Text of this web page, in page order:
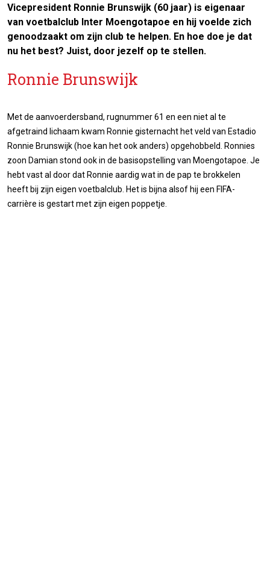
Vicepresident Ronnie Brunswijk (60 jaar) is eigenaar
van voetbalclub Inter Moengotapoe en hij voelde zich
genoodzaakt om zijn club te helpen. En hoe doe je dat
nu het best? Juist, door jezelf op te stellen.
Ronnie Brunswijk
Met de aanvoerdersband, rugnummer 61 en een niet al te
afgetraind lichaam kwam Ronnie gisternacht het veld van Estadio
Ronnie Brunswijk (hoe kan het ook anders) opgehobbeld. Ronnies
zoon Damian stond ook in de basisopstelling van Moengotapoe. Je
hebt vast al door dat Ronnie aardig wat in de pap te brokkelen
heeft bij zijn eigen voetbalclub. Het is bijna alsof hij een FIFA-
carrière is gestart met zijn eigen poppetje.